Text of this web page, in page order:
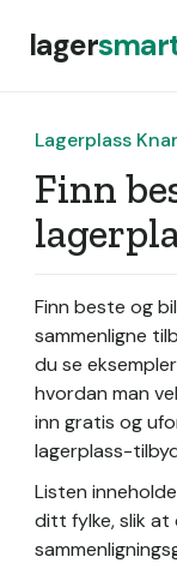
lager
Lagerplass
Finn
Finn beste og
sammenligne
du se
hvordan man
inn gratis og
lagerplass-
Listen
ditt fylke, slik